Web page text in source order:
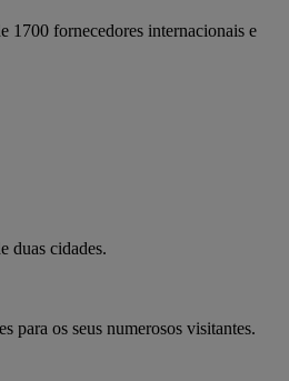
1700 fornecedores internacionais e
duas cidades.
para os seus numerosos visitantes.